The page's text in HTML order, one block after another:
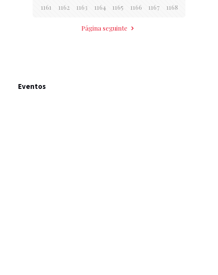
1161 1162 1163 1164 1165 1166 1167 1168
Página seguinte
Eventos